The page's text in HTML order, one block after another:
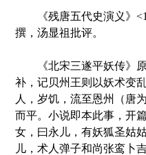
《残唐五代史演义》
撰，汤显祖批评。
《北宋三遂平妖传》原
补，记贝州王则以妖术变
人，岁饥，流至恩州（唐
而平。小说即本此事，开
女，曰永儿，有妖狐圣姑
儿，术人弹子和尚张鸾卜